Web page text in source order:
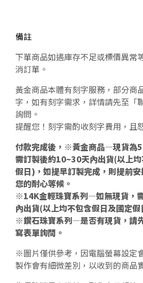
備註
下單商品如遇庫存不足或標價異常
消訂單。
黃金商品本體有刻字服務，部分商
字，如有刻字需求，詳情請先至「
詢問。
提醒您！刻字需酌收刻字費用，且
付款完成後，※黃金商品—現貨為
需訂製後約10~30天內出貨(以上
假日)，如提早訂製完成，則提前
您的耐心等候。
※14K金輕珠寶系列—如無現貨，
內出貨(以上均不包含假日及國定假
※鑽石珠寶系列—是否有現貨，請
寫表單詢問。
※圖片僅供參考，因電腦螢幕設定
製作會有細微差別，以收到的商品